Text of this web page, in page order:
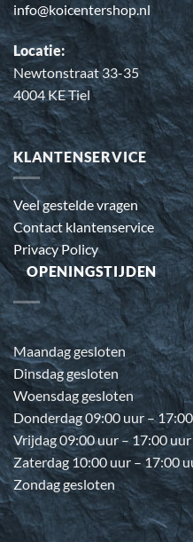
info@koicentershop.nl
Locatie:
Newtonstraat 33-35
4004 KE Tiel
KLANTENSERVICE
Veel gestelde vragen
Contact klantenservice
Privacy Policy
OPENINGSTIJDEN
Maandag gesloten
Dinsdag gesloten
Woensdag gesloten
Donderdag 09:00 uur –
Vrijdag 09:00 uur – 17:00 uur
Zaterdag 10:00 uur – 17:00
Zondag gesloten